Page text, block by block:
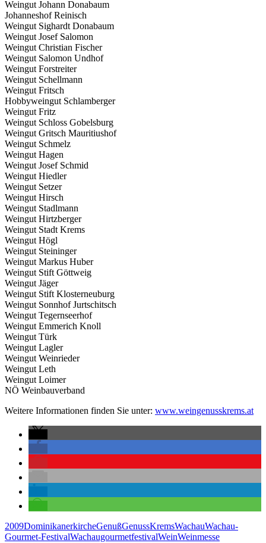
Weingut Johann Donabaum
Johanneshof Reinisch
Weingut Sighardt Donabaum
Weingut Josef Salomon
Weingut Christian Fischer
Weingut Salomon Undhof
Weingut Forstreiter
Weingut Schellmann
Weingut Fritsch
Hobbyweingut Schlamberger
Weingut Fritz
Weingut Schloss Gobelsburg
Weingut Gritsch Mauritiushof
Weingut Schmelz
Weingut Hagen
Weingut Josef Schmid
Weingut Hiedler
Weingut Setzer
Weingut Hirsch
Weingut Stadlmann
Weingut Hirtzberger
Weingut Stadt Krems
Weingut Högl
Weingut Steininger
Weingut Markus Huber
Weingut Stift Göttweig
Weingut Jäger
Weingut Stift Klosterneuburg
Weingut Sonnhof Jurtschitsch
Weingut Tegernseerhof
Weingut Emmerich Knoll
Weingut Türk
Weingut Lagler
Weingut Weinrieder
Weingut Leth
Weingut Loimer
NÖ Weinbauverband
Weitere Informationen finden Sie unter: www.weingenusskrems.at
2009DominikanerkircheGenußGenussKremsWachauWachau-
Gourmet-FestivalWachaugourmetfestivalWeinWeinmesse